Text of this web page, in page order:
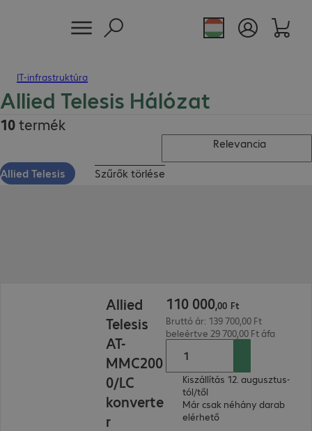
IT-infrastruktúra
Allied Telesis Hálózat
10termék
Relevancia
Allied Telesis Szűrők törlése
Allied
Telesis
AT-
MMC200
0/LC
konverte
r
110 000,00 Ft
Bruttó ár: 139 700,00 Ft
beleértve 29 700,00 Ft áfa
Kiszállítás 12. augusztus-
tól/től
Már csak néhány darab
elérhető